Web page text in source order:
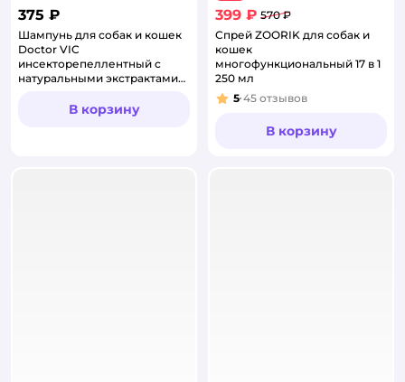
375 ₽
Шампунь для собак и кошек
Doctor VIC
инсекторепеллентный с
натуральными экстрактами
В корзину
399 ₽ 570 ₽
Спрей ZOORIK для собак и
кошек
многофункциональный 17 в 1
250 мл
Рейтинг:
5 45 отзывов
В корзину